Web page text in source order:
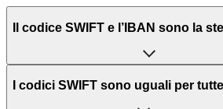
Il codice SWIFT e l’IBAN sono la
L'acronimo SWIFT sta per “Society
I codici SWIFT sono uguali per